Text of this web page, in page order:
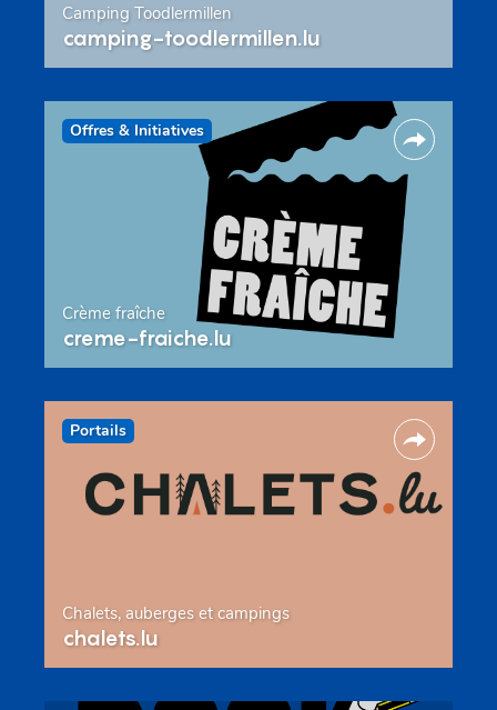
Camping Toodlermillen
camping-toodlermillen.lu
Offres & Initiatives
Crème fraîche
creme-fraiche.lu
Portails
Chalets, auberges et campings
chalets.lu